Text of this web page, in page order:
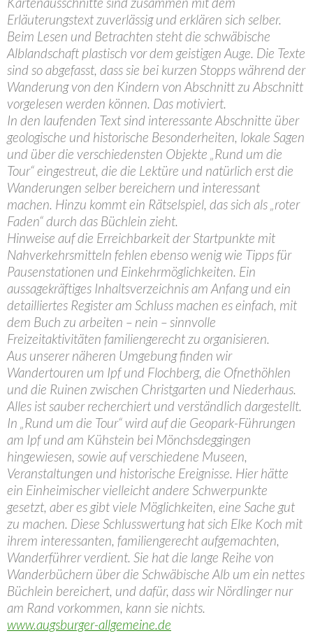
Erläuterungstext zuverlässig und erklären sich selber.
Beim Lesen und Betrachten steht die schwäbische
Alblandschaft plastisch vor dem geistigen Auge. Die Texte
sind so abgefasst, dass sie bei kurzen Stopps während der
Wanderung von den Kindern von Abschnitt zu Abschnitt
vorgelesen werden können. Das motiviert.
In den laufenden Text sind interessante Abschnitte über
geologische und historische Besonderheiten, lokale Sagen
und über die verschiedensten Objekte „Rund um die
Tour“ eingestreut, die die Lektüre und natürlich erst die
Wanderungen selber bereichern und interessant
machen. Hinzu kommt ein Rätselspiel, das sich als „roter
Faden“ durch das Büchlein zieht.
Hinweise auf die Erreichbarkeit der Startpunkte mit
Nahverkehrsmitteln fehlen ebenso wenig wie Tipps für
Pausenstationen und Einkehrmöglichkeiten. Ein
aussagekräftiges Inhaltsverzeichnis am Anfang und ein
detailliertes Register am Schluss machen es einfach, mit
dem Buch zu arbeiten – nein – sinnvolle
Freizeitaktivitäten familiengerecht zu organisieren.
Aus unserer näheren Umgebung finden wir
Wandertouren um Ipf und Flochberg, die Ofnethöhlen
und die Ruinen zwischen Christgarten und Niederhaus.
Alles ist sauber recherchiert und verständlich dargestellt.
In „Rund um die Tour“ wird auf die Geopark-Führungen
am Ipf und am Kühstein bei Mönchsdeggingen
hingewiesen, sowie auf verschiedene Museen,
Veranstaltungen und historische Ereignisse. Hier hätte
ein Einheimischer vielleicht andere Schwerpunkte
gesetzt, aber es gibt viele Möglichkeiten, eine Sache gut
zu machen. Diese Schlusswertung hat sich Elke Koch mit
ihrem interessanten, familiengerecht aufgemachten,
Wanderführer verdient. Sie hat die lange Reihe von
Wanderbüchern über die Schwäbische Alb um ein nettes
Büchlein bereichert, und dafür, dass wir Nördlinger nur
am Rand vorkommen, kann sie nichts.
www.augsburger-allgemeine.de